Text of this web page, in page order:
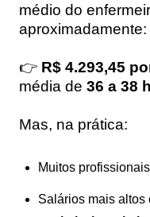
médio do
aproximadamente:
👉 R$ 4.293,45
média de 36 a 38
Mas, na prática:
Muitos
Salários mais altos